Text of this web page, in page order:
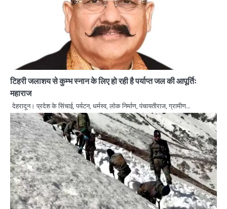
टिहरी जलाशय से कुम्भ स्नान के लिए हो रही है पर्याप्त जल की आपूर्तिः
महाराज
देहरादून। प्रदेश के सिंचाई, पर्यटन, धर्मस्व, लोक निर्माण, पंचायतीराज, ग्रामीण…